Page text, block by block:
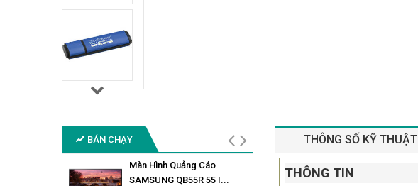
BÁN CHẠY
Màn Hình Quảng Cáo
SAMSUNG QB55R 55 I...
THÔNG SỐ KỸ THUẬT
THÔNG TIN